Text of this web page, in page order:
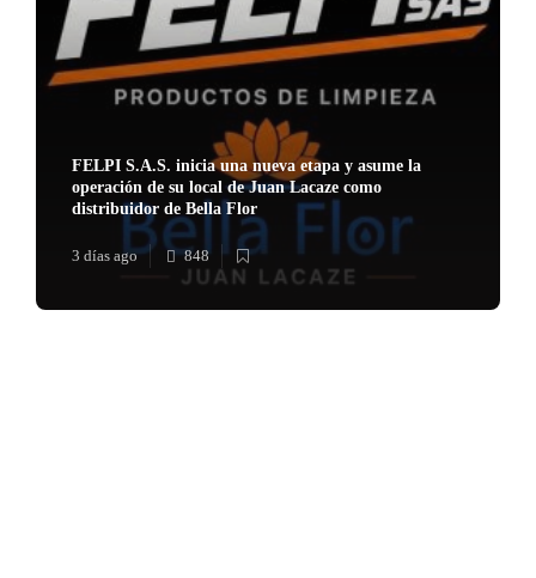
FELPI S.A.S. inicia una nueva etapa y asume la
operación de su local de Juan Lacaze como
distribuidor de Bella Flor
3 días ago 848